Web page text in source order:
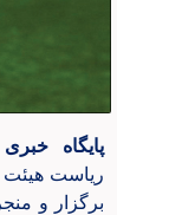
پایگاه
ریاست هیئت
برگزار و